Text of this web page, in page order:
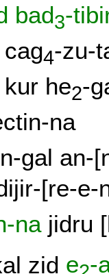
bad3-
cag4-zu-
kur he2-
na
gal an-
[re-e-
na jidru [
zid e -